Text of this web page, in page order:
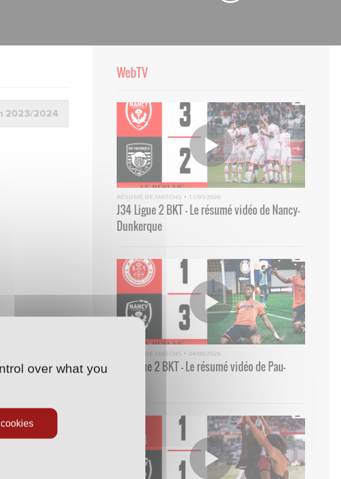
WebTV
RÉSUMÉ DE MATCHS • 11/05/2026
J34 Ligue 2 BKT - Le résumé vidéo de Nancy-
Dunkerque
RÉSUMÉ DE MATCHS • 04/05/2026
33 Ligue 2 BKT - Le résumé vidéo de Pau-
over what you